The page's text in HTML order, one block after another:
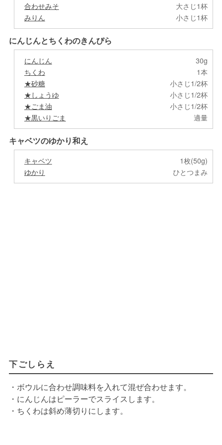
合わせみそ
大さじ1杯
みりん
小さじ1杯
にんじんとちくわのきんぴら
にんじん
30g
ちくわ
1本
★砂糖
小さじ1/2杯
★しょうゆ
小さじ1/2杯
★ごま油
小さじ1/2杯
★黒いりごま
適量
キャベツのゆかり和え
キャベツ
1枚(50g)
ゆかり
ひとつまみ
下ごしらえ
・ボウルに合わせ調味料を入れて混ぜ合わせます。
・にんじんはピーラーでスライスします。
・ちくわは斜め薄切りにします。